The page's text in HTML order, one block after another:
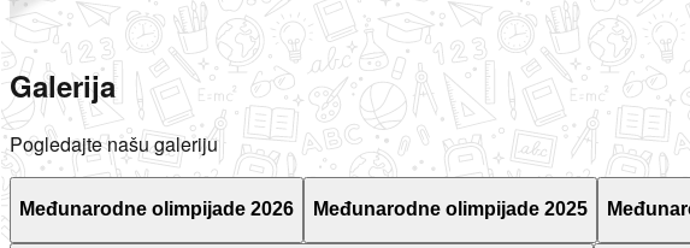
Galerija
Pogledajte našu galeriju
Međunarodne olimpijade 2026 Međunarodne olimpijade 2025